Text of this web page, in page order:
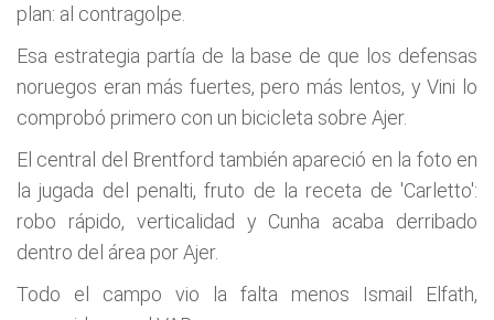
plan: al contragolpe.
Esa estrategia partía de la base de que los defensas
noruegos eran más fuertes, pero más lentos, y Vini lo
comprobó primero con un bicicleta sobre Ajer.
El central del Brentford también apareció en la foto en
la jugada del penalti, fruto de la receta de 'Carletto':
robo rápido, verticalidad y Cunha acaba derribado
dentro del área por Ajer.
Todo el campo vio la falta menos Ismail Elfath,